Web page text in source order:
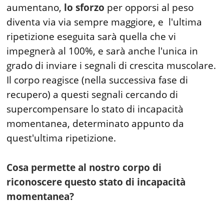
aumentano, lo sforzo per opporsi al peso
diventa via via sempre maggiore, e l'ultima
ripetizione eseguita sarà quella che vi
impegnerà al 100%, e sarà anche l'unica in
grado di inviare i segnali di crescita muscolare.
Il corpo reagisce (nella successiva fase di
recupero) a questi segnali cercando di
supercompensare lo stato di incapacità
momentanea, determinato appunto da
quest'ultima ripetizione.
Cosa permette al nostro corpo di
riconoscere questo stato di incapacità
momentanea?